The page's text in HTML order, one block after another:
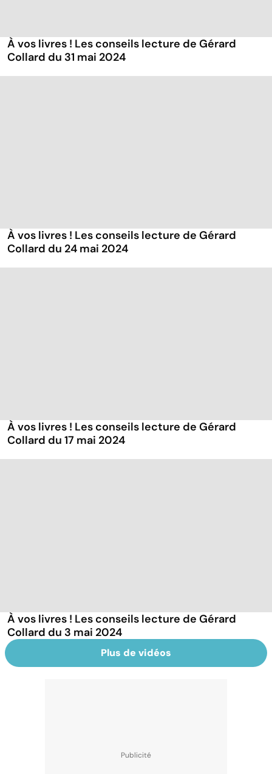
À vos livres ! Les conseils lecture de Gérard
Collard du 31 mai 2024
À vos livres ! Les conseils lecture de Gérard
Collard du 24 mai 2024
À vos livres ! Les conseils lecture de Gérard
Collard du 17 mai 2024
À vos livres ! Les conseils lecture de Gérard
Collard du 3 mai 2024
Plus de vidéos